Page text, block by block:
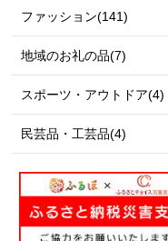
ファッション(141)
地域のお礼の品(7)
スポーツ・アウトドア(4)
民芸品・工芸品(4)